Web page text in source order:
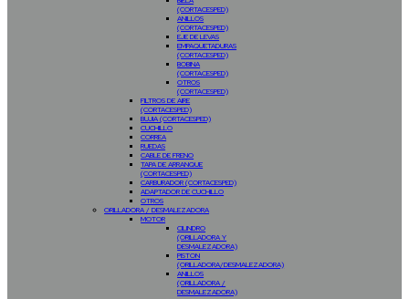
(CORTACESPED)
ANILLOS
(CORTACESPED)
EJE DE LEVAS
EMPAQUETADURAS
(CORTACESPED)
BOBINA
(CORTACESPED)
OTROS
(CORTACESPED)
FILTROS DE AIRE
(CORTACESPED)
BUJIA (CORTACESPED)
CUCHILLO
CORREA
RUEDAS
CABLE DE FRENO
TAPA DE ARRANQUE
(CORTACESPED)
CARBURADOR (CORTACESPED)
ADAPTADOR DE CUCHILLO
OTROS
ORILLADORA / DESMALEZADORA
MOTOR
CILINDRO
(ORILLADORA Y
DESMALEZADORA)
PISTON
(ORILLADORA/DESMALEZADORA)
ANILLOS
(ORILLADORA /
DESMALEZADORA)